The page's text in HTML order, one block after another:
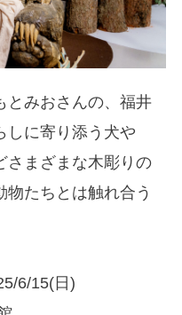
とみおさんの、福井
しに寄り添う犬や
さまざまな木彫りの
たちとは触れ合う
6/15(日)